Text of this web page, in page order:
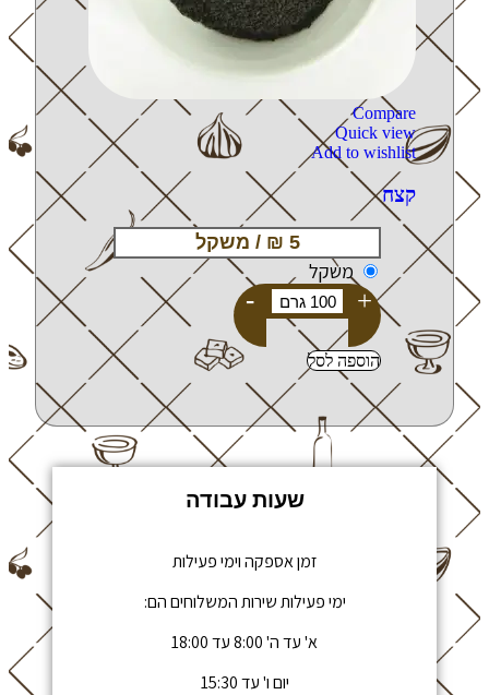
Compare
Quick view
Add to wishlist
קצח
משקל
+
-
הוספה לסל
שעות עבודה
זמן אספקה וימי פעילות
ימי פעילות שירות המשלוחים הם:
א' עד ה' 8:00 עד 18:00
יום ו' עד 15:30